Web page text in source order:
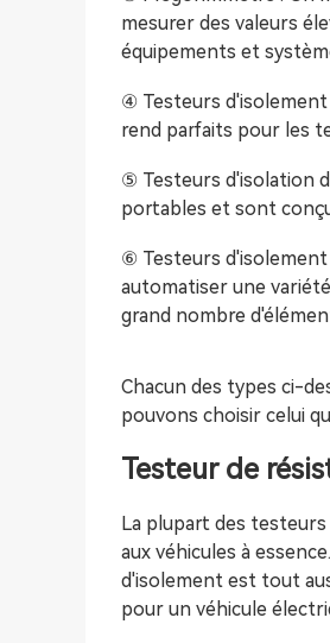
mesurer des valeurs
équipements et
④ Testeurs
rend parfaits pour les
⑤ Testeurs d'isolation
portables et sont
⑥ Testeurs
automatiser une
grand nombre
Chacun des types ci-
pouvons choisir celui
Testeur de
La plupart des
aux véhicules à
d'isolement est tout
pour un véhicule